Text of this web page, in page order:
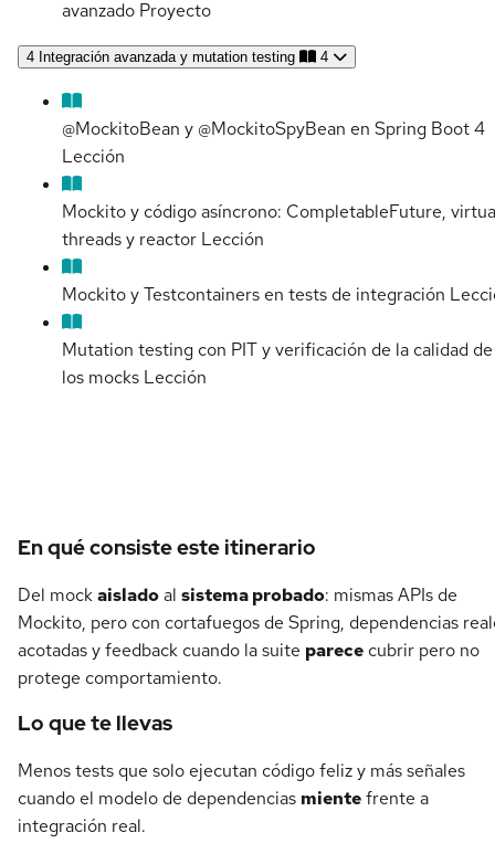
avanzado Proyecto
4 Integración avanzada y mutation testing 4
@MockitoBean y @MockitoSpyBean en Spring Boot 4
Lección
Mockito y código asíncrono: CompletableFuture,
threads y reactor Lección
Mockito y Testcontainers en tests de integración
Mutation testing con PIT y verificación de la calidad de
los mocks Lección
Detalles del curso
En qué consiste este itinerario
Del mockaisladoal sistema probado: mismas APIs de
Mockito, pero con cortafuegos de Spring, dependencias
acotadas y feedback cuando la suite parece cubrir pero no
protege comportamiento.
Lo que te llevas
Menos tests que solo ejecutan código feliz y más señales
cuando el modelo de dependencias mientefrente a
integración real.